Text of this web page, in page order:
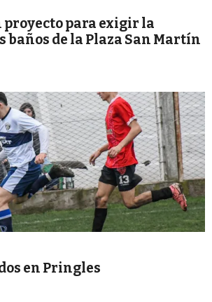
para exigir la
baños de la Plaza San Martín
en Pringles